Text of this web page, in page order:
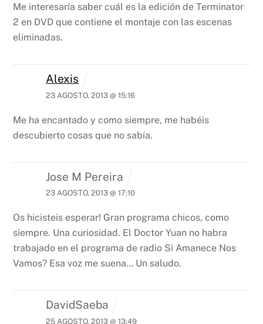
Me interesaría saber cuál es la edición de Terminator
2 en DVD que contiene el montaje con las escenas
eliminadas.
Alexis
23 AGOSTO, 2013 @ 15:16
Me ha encantado y como siempre, me habéis
descubierto cosas que no sabía.
Jose M Pereira
23 AGOSTO, 2013 @ 17:10
Os hicisteis esperar! Gran programa chicos, como
siempre. Una curiosidad. El Doctor Yuan no habra
trabajado en el programa de radio Si Amanece Nos
Vamos? Esa voz me suena… Un saludo.
DavidSaeba
25 AGOSTO, 2013 @ 13:49